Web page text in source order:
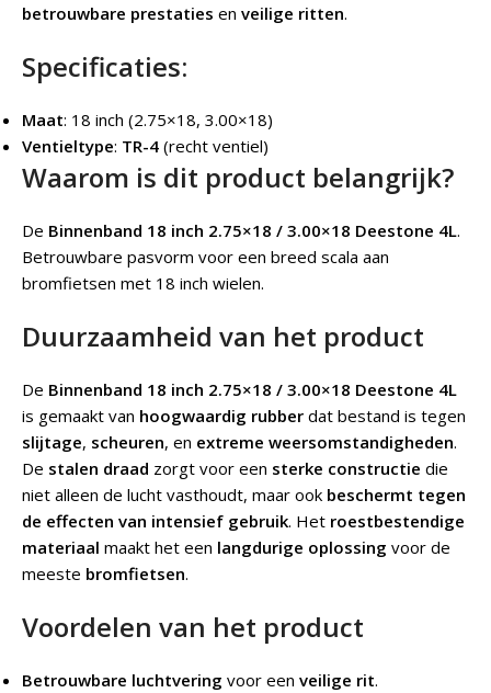
betrouwbare prestaties en veilige ritten.
Specificaties:
Maat: 18 inch (2.75×18, 3.00×18)
Ventieltype: TR-4 (recht ventiel)
Waarom is dit product belangrijk?
De Binnenband 18 inch 2.75×18 / 3.00×18 Deestone 4L.
Betrouwbare pasvorm voor een breed scala aan
bromfietsen met 18 inch wielen.
Duurzaamheid van het product
De Binnenband 18 inch 2.75×18 / 3.00×18 Deestone 4L
is gemaakt van hoogwaardig rubber dat bestand is tegen
slijtage, scheuren, en extreme weersomstandigheden.
De stalen draad zorgt voor een sterke constructie die
niet alleen de lucht vasthoudt, maar ook beschermt tegen
de effecten van intensief gebruik. Het roestbestendige
materiaal maakt het een langdurige oplossing voor de
meeste bromfietsen.
Voordelen van het product
Betrouwbare luchtvering voor een veilige rit.